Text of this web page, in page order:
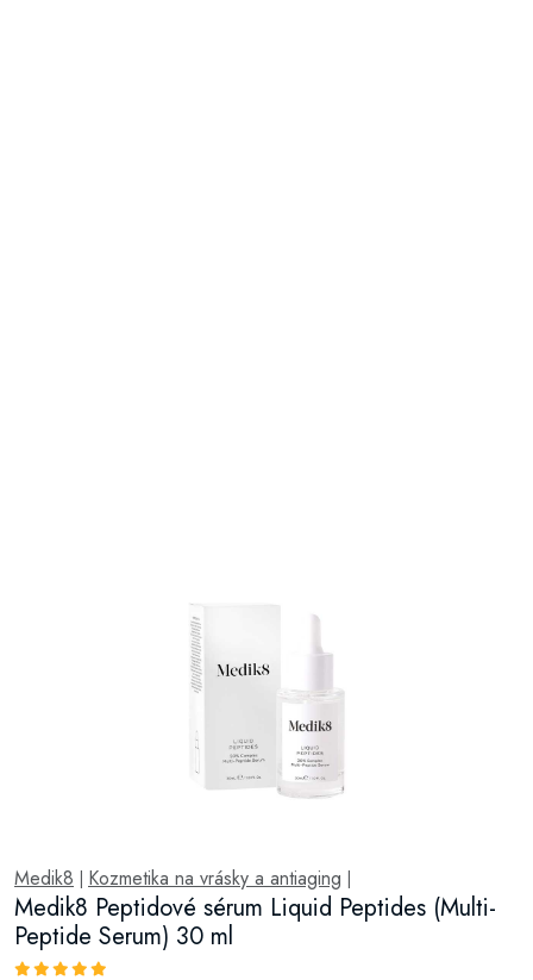
Medik8 Kozmetika na vrásky a antiaging
Medik8 Peptidové sérum Liquid Peptides (Multi-
Peptide Serum) 30 ml